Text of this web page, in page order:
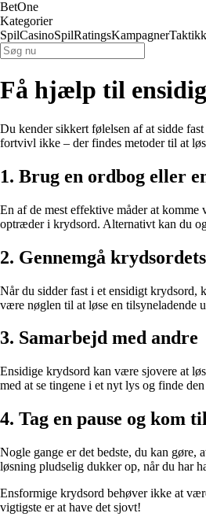
BetOne
Kategorier
SpilCasinoSpilRatingsKampagner
Få hjælp til
Du kender sikkert følelsen af at sidde
fortvivl ikke – der findes metoder til at
1. Brug en ordbog eller
En af de mest effektive måder at
optræder i krydsord. Alternativt kan du
2. Gennemgå
Når du sidder fast i et ensidigt krydsord,
være nøglen til at løse en tilsyneladende
3. Samarbejd med andre
Ensidige krydsord kan være sjovere at
med at se tingene i et nyt lys og finde
4. Tag en pause og kom
Nogle gange er det bedste, du kan gøre,
løsning pludselig dukker op, når du har
Ensformige krydsord behøver ikke at
vigtigste er at have det sjovt!